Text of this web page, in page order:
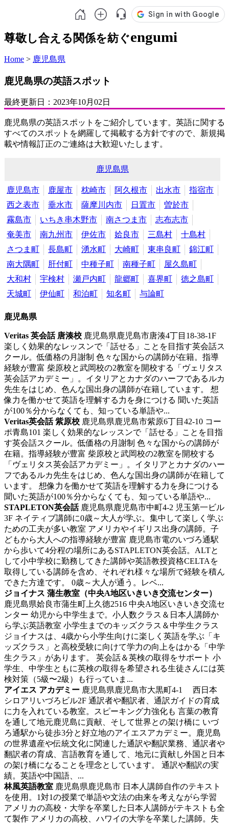
尊敬し合える関係を紡ぐengumi
Home > 鹿児島県
鹿児島県の英語スポット
最終更新日： 2023年10月02日
鹿児島県の英語スポットをご紹介しています。英語に関する
すべてのスポットを網羅して掲載する方針ですので、新規掲
載や情報訂正のご連絡は大歓迎いたします。
鹿児島県
鹿児島市 鹿屋市 枕崎市 阿久根市 出水市
指宿市
西之表市
垂水市 薩摩川内市 日置市
曽於市
霧島市
いちき串木野市 南さつま市
志布志市
奄美市
南九州市 伊佐市 姶良市 三島村
十島村
さつま町
長島町 湧水町 大崎町 東串良町
錦江町
南大隅町
肝付町 中種子町 南種子町
屋久島町
大和村
宇検村 瀬戸内町 龍郷町 喜界町
徳之島町
天城町
伊仙町 和泊町 知名町 与論町
鹿児島県
Veritas 英会話 唐湊校 鹿児島県鹿児島市唐湊4丁目18-38-1F
楽しく効果的なレッスンで「話せる」ことを目指す英会話ス
クール。低価格の月謝制 色々な国からの講師が在籍。指導
経験が豊富 柴原校と武岡校の2教室を開校する「ヴェリタス
英会話アカデミー」。イタリアとカナダのハーフであるルカ
先生をはじめ、色んな国出身の講師が在籍しています。 想
像力を働かせて英語を理解する力を身につける 聞いた英語
が100％分からなくても、知っている単語や...
Veritas英会話 紫原校 鹿児島県鹿児島市紫原6丁目42-10 コー
ポ青島101 楽しく効果的なレッスンで「話せる」ことを目指
す英会話スクール。低価格の月謝制 色々な国からの講師が
在籍。指導経験が豊富 柴原校と武岡校の2教室を開校する
「ヴェリタス英会話アカデミー」。イタリアとカナダのハー
フであるルカ先生をはじめ、色んな国出身の講師が在籍して
います。 想像力を働かせて英語を理解する力を身につける
聞いた英語が100％分からなくても、知っている単語や...
STAPLETON英会話鹿児島県鹿児島市中町4‐2 児玉第一ビル
3F ネイティブ講師に0歳～大人が学ぶ。集中して楽しく学ぶ
ための工夫が多い教室 アメリカやイギリス出身の講師。子
どもから大人への指導経験が豊富 鹿児島市電のいづろ通駅
から歩いて4分程の場所にあるSTAPLETON英会話。ALTと
して小中学校に勤務してきた講師や英語教授資格CELTAを
取得している講師を含め、それぞれ様々な場所で経験を積ん
できた方達です。 0歳～大人が通う。レベ...
ジョイナス 蒲生教室（中央A地区いきいき交流センター）
鹿児島県姶良市蒲生町上久徳2516 中央A地区いきいき交流セ
ンター 幼児から中学生まで。小人数クラス＆日本人講師か
ら学ぶ英語教室 小学生までのキッズクラス＆中学生クラス
ジョイナスは、4歳から小学生向けに楽しく英語を学ぶ「キ
ッズクラス」と高校受験に向けて学力の向上をはかる「中学
生クラス」があります。 英会話＆英検の取得をサポート 小
学生、中学生ともに英検の取得を希望される生徒さんには英
検対策（5級〜2級）も行っていま...
アイエス アカデミー 鹿児島県鹿児島市大黒町4-1 西日本
シロアリいづろビル2F 通訳者や翻訳者、通訳ガイドの育成
に力を入れている教室。スピーキング力強化も 言葉の教育
を通して地元鹿児島に貢献、そして世界との架け橋に いづ
ろ通駅から徒歩3分と好立地のアイエスアカデミー。鹿児島
の世界遺産や伝統文化に関連した通訳や翻訳業務、通訳者や
翻訳者の育成、言語教育を通して、地元に貢献し外国と日本
の架け橋になることを理念としています。 通訳や翻訳の実
績。英語や中国語、...
林風英語教室 鹿児島県鹿児島市 日本人講師自作のテキスト
を使用。1対1の授業で単語や文法の由来を考えながら学習
アメリカの高校・大学を卒業した日本人講師がテキストも全
て製作 アメリカの高校、ハワイの大学を卒業した講師。失